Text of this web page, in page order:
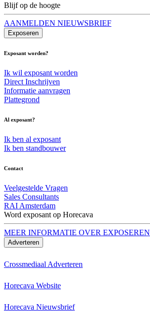
Blijf op de hoogte
AANMELDEN NIEUWSBRIEF
Exposeren
Exposant worden?
Ik wil exposant worden
Direct Inschrijven
Informatie aanvragen
Plattegrond
Al exposant?
Ik ben al exposant
Ik ben standbouwer
Contact
Veelgestelde Vragen
Sales Consultants
RAI Amsterdam
Word exposant op Horecava
MEER INFORMATIE OVER EXPOSEREN
Adverteren
Crossmediaal Adverteren
Horecava Website
Horecava Nieuwsbrief